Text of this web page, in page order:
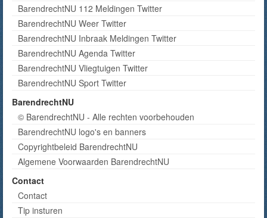
BarendrechtNU 112 Meldingen Twitter
BarendrechtNU Weer Twitter
BarendrechtNU Inbraak Meldingen Twitter
BarendrechtNU Agenda Twitter
BarendrechtNU Vliegtuigen Twitter
BarendrechtNU Sport Twitter
BarendrechtNU
© BarendrechtNU - Alle rechten voorbehouden
BarendrechtNU logo's en banners
Copyrightbeleid BarendrechtNU
Algemene Voorwaarden BarendrechtNU
Contact
Contact
Tip insturen